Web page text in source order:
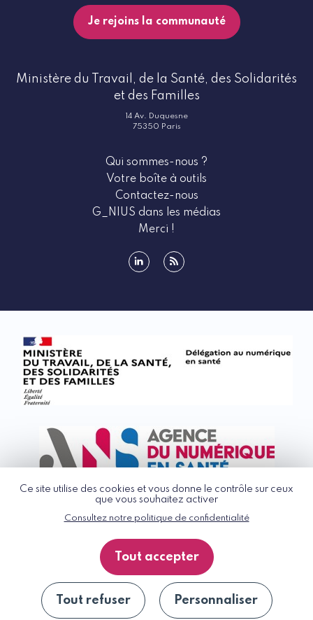
Ce site utilise des cookies et vous donne le contrôle sur ceux
que vous souhaitez activer
Consultez notre politique de confidentialité
Tout accepter
Tout refuser Personnaliser
Je rejoins la communauté
Ministère du Travail, de la Santé, des Solidarités
et des Familles
14 Av. Duquesne
75350 Paris
Qui sommes-nous ?
Votre boîte à outils
Contactez-nous
G_NIUS dans les médias
Merci !
© G_NIUS 2026
Politique de confidentialité
Accessibilité : partiellement conforme
Plan du site
Se désinscrire